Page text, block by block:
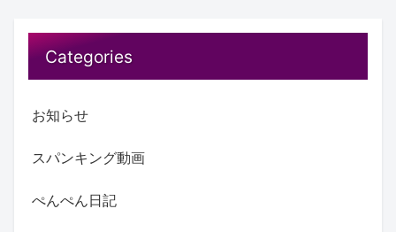
Categories
お知らせ
スパンキング動画
ぺんぺん日記